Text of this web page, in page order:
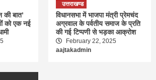
की बात’
को एक नई
उत्तराखण्ड
विधानसभा में भाजपा मंत्री प्रेमचंद
अग्रवाल के पर्वतीय समाज के प्रति
की गई टिप्पणी से भड़का आक्रोश
February 22, 2025
aajtakadmin